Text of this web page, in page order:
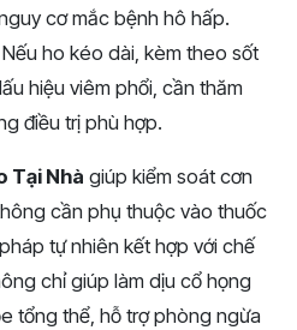
cơ mắc bệnh hô hấp.
Nếu ho kéo dài, kèm theo sốt
hiệu viêm phổi, cần thăm
điều trị phù hợp.
Tại Nhà giúp kiểm soát cơn
cần phụ thuộc vào thuốc
tự nhiên kết hợp với chế
chỉ giúp làm dịu cổ họng
tổng thể, hỗ trợ phòng ngừa